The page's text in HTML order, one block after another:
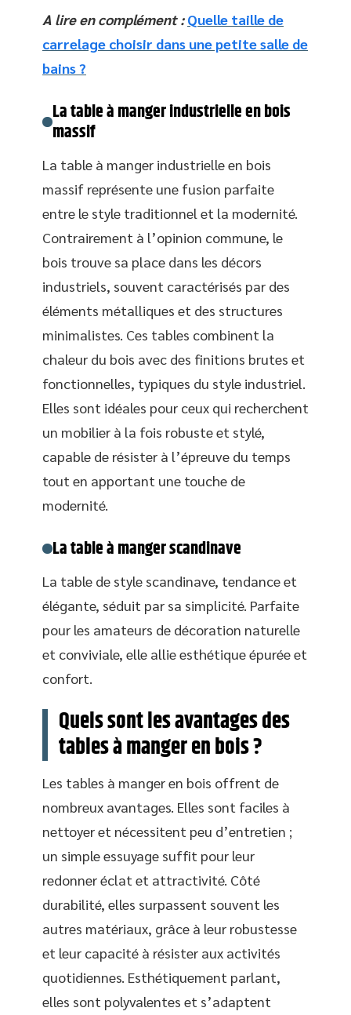
A lire en complément : Quelle taille de
carrelage choisir dans une petite salle de
bains ?
La table à manger industrielle en bois
massif
La table à manger industrielle en bois
massif représente une fusion parfaite
entre le style traditionnel et la modernité.
Contrairement à l’opinion commune, le
bois trouve sa place dans les décors
industriels, souvent caractérisés par des
éléments métalliques et des structures
minimalistes. Ces tables combinent la
chaleur du bois avec des finitions brutes et
fonctionnelles, typiques du style industriel.
Elles sont idéales pour ceux qui recherchent
un mobilier à la fois robuste et stylé,
capable de résister à l’épreuve du temps
tout en apportant une touche de
modernité.
La table à manger scandinave
La table de style scandinave, tendance et
élégante, séduit par sa simplicité. Parfaite
pour les amateurs de décoration naturelle
et conviviale, elle allie esthétique épurée et
confort.
Quels sont les avantages des
tables à manger en bois ?
Les tables à manger en bois offrent de
nombreux avantages. Elles sont faciles à
nettoyer et nécessitent peu d’entretien ;
un simple essuyage suffit pour leur
redonner éclat et attractivité. Côté
durabilité, elles surpassent souvent les
autres matériaux, grâce à leur robustesse
et leur capacité à résister aux activités
quotidiennes. Esthétiquement parlant,
elles sont polyvalentes et s’adaptent